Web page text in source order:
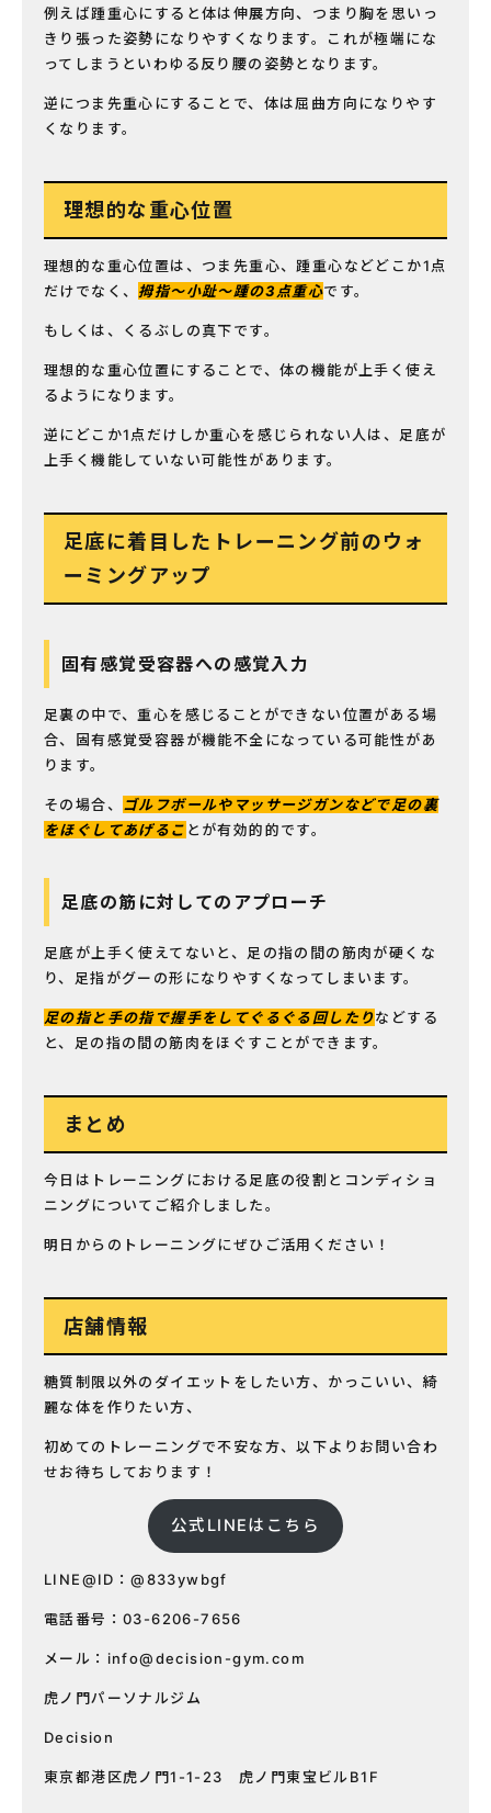
例えば踵重心にすると体は伸展方向、つまり胸を思いっ
きり張った姿勢になりやすくなります。これが極端にな
ってしまうといわゆる反り腰の姿勢となります。
逆につま先重心にすることで、体は屈曲方向になりやす
くなります。
理想的な重心位置
理想的な重心位置は、つま先重心、踵重心などどこか1点
だけでなく、拇指〜小趾〜踵の3点重心です。
もしくは、くるぶしの真下です。
理想的な重心位置にすることで、体の機能が上手く使え
るようになります。
逆にどこか1点だけしか重心を感じられない人は、足底が
上手く機能していない可能性があります。
足底に着目したトレーニング前のウォ
ーミングアップ
固有感覚受容器への感覚入力
足裏の中で、重心を感じることができない位置がある場
合、固有感覚受容器が機能不全になっている可能性があ
ります。
その場合、 ゴルフボールやマッサージガンなどで足の裏
をほぐしてあげるこ とが有効的的です。
足底の筋に対してのアプローチ
足底が上手く使えてないと、足の指の間の筋肉が硬くな
り、足指がグーの形になりやすくなってしまいます。
足の指と手の指で握手をしてぐるぐる回したりなどする
と、足の指の間の筋肉をほぐすことができます。
まとめ
今日はトレーニングにおける足底の役割とコンディショ
ニングについてご紹介しました。
明日からのトレーニングにぜひご活用ください！
店舗情報
糖質制限以外のダイエットをしたい方、かっこいい、綺
麗な体を作りたい方、
初めてのトレーニングで不安な方、以下よりお問い合わ
せお待ちしております！
公式LINEはこちら
LINE@ID：@833ywbgf
電話番号：03-6206-7656
メール： info@decision-gym.com
虎ノ門パーソナルジム
Decision
東京都港区虎ノ門1-1-23 虎ノ門東宝ビルB1F